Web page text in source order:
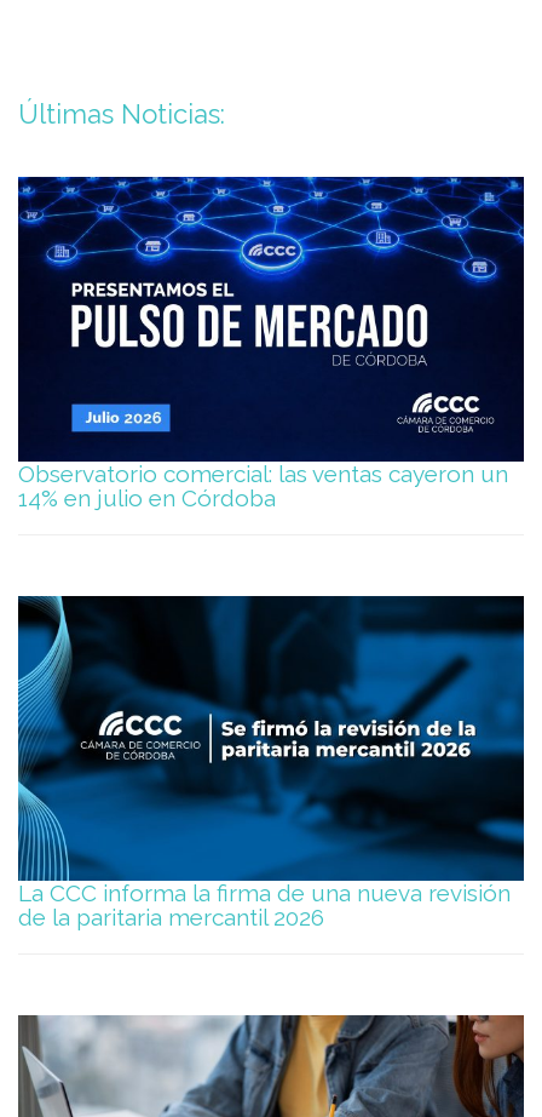
Últimas Noticias:
Observatorio comercial: las ventas cayeron un
14% en julio en Córdoba
La CCC informa la firma de una nueva revisión
de la paritaria mercantil 2026